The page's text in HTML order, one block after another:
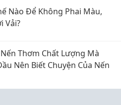
Nào Để Không Phai Màu,
Vải?
Thơm Chất Lượng Mà
Nên Biết Chuyện Của Nến